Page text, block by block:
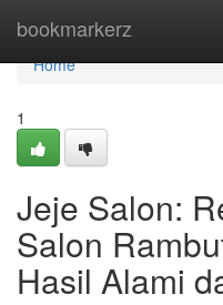
bookmarkerz
Home
Home
1
Jeje Salon:
Salon
Hasil Alami